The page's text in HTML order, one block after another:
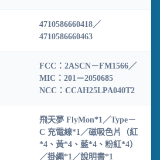
4710586660418／
4710586660463
FCC：2ASCN－FM1566／
MIC：201－2050685
NCC：CCAH25LPA040T2
飛天夢 FlyMon*1／Type－
C 充電線*1／磁吸色片（紅
*4、黃*4、藍*4、粉紅*4）
／掛繩*1／說明書*1